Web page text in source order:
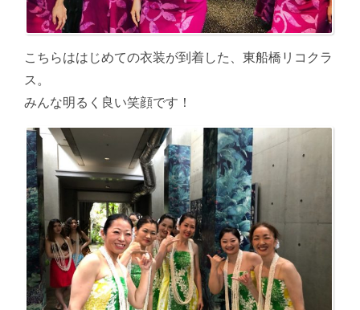
こちらははじめての衣装が到着した、東船橋リコクラ
ス。
みんな明るく良い笑顔です！